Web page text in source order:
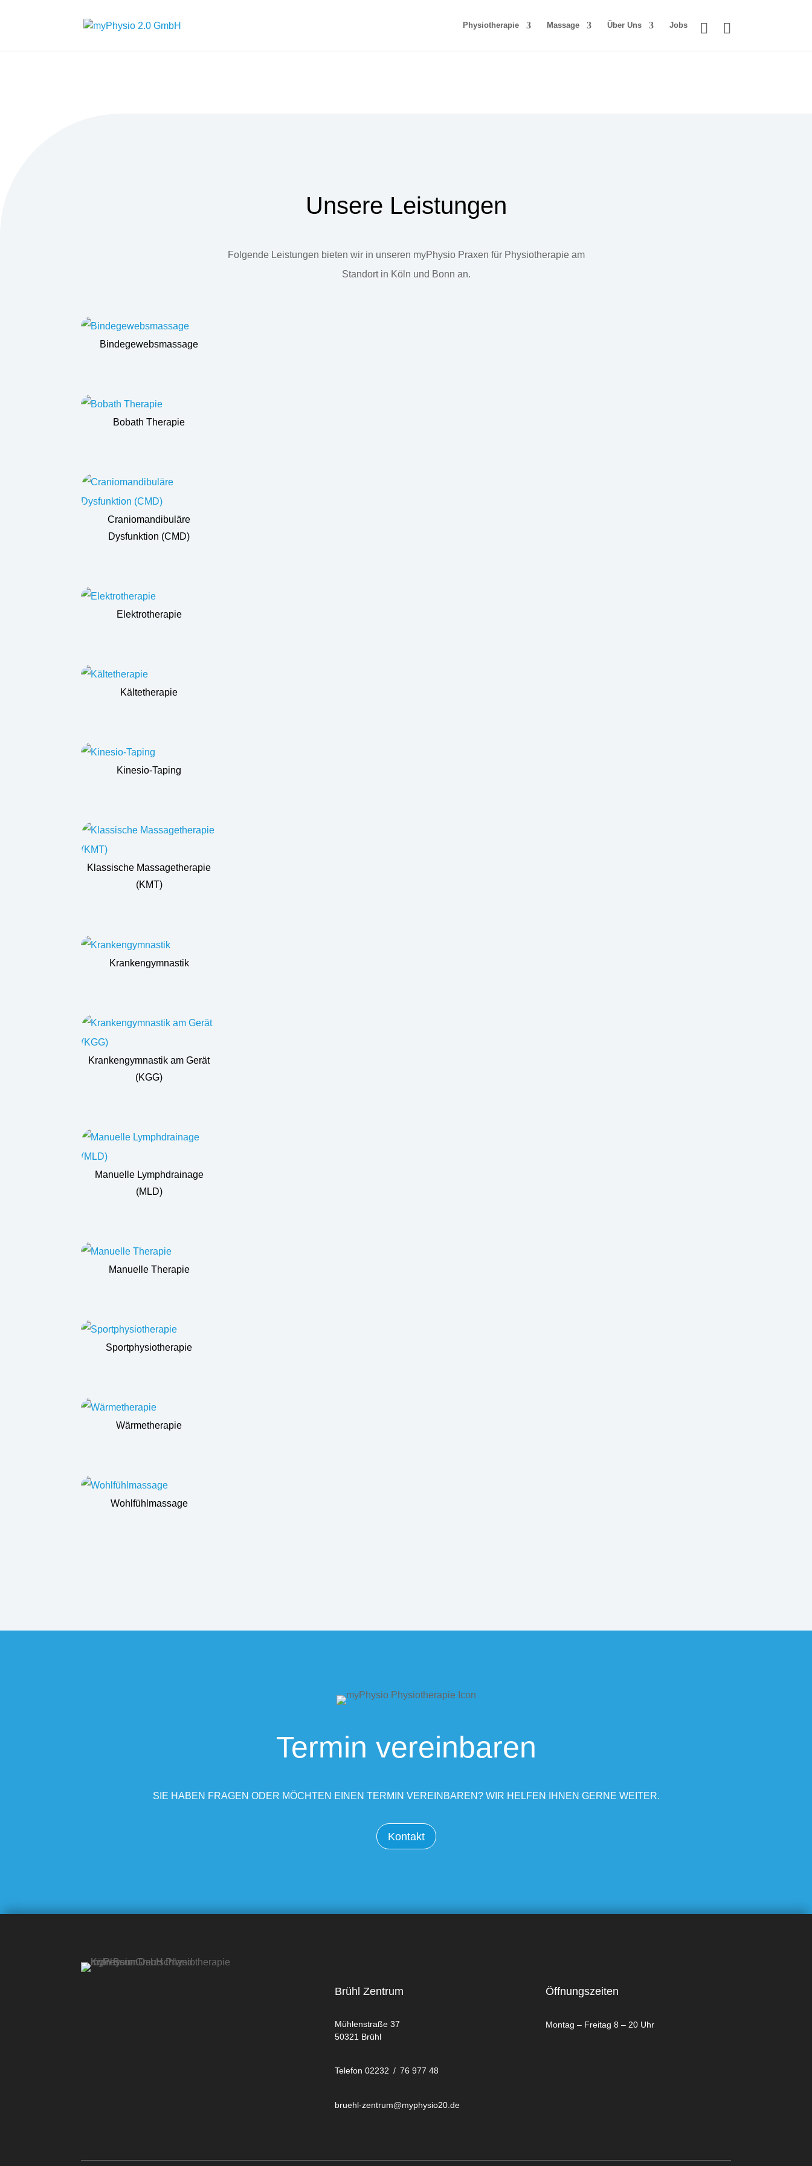
Physiotherapie Massage Über Uns Jobs
Unsere Leistungen
Folgende Leistungen bieten wir in unseren myPhysio Praxen für Physiotherapie am
Standort in Köln und Bonn an.
Bindegewebsmassage
Bobath Therapie
Craniomandibuläre
Dysfunktion (CMD)
Elektrotherapie
Kältetherapie
Kinesio-Taping
Klassische Massagetherapie
(KMT)
Krankengymnastik
Krankengymnastik am Gerät
(KGG)
Manuelle Lymphdrainage
(MLD)
Manuelle Therapie
Sportphysiotherapie
Wärmetherapie
Wohlfühlmassage
Termin vereinbaren
SIE HABEN FRAGEN ODER MÖCHTEN EINEN TERMIN VEREINBAREN? WIR HELFEN IHNEN GERNE WEITER.
Kontakt
Brühl Zentrum
Mühlenstraße 37
50321 Brühl
Telefon 02232 / 76 977 48
bruehl-zentrum@myphysio20.de
Öffnungszeiten
Montag – Freitag 8 – 20 Uhr